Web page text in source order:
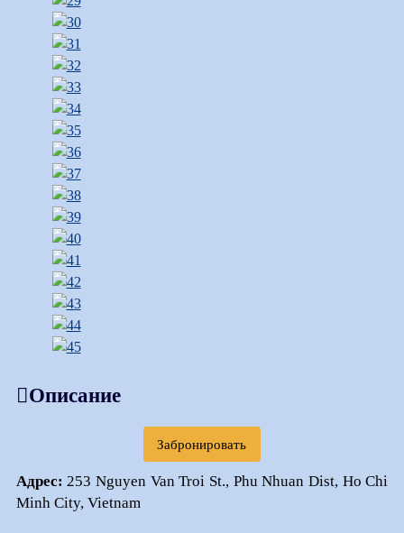
Описание
Забронировать
Адрес:253 Nguyen Van Troi St., Phu Nhuan Dist, Ho Chi
Minh City, Vietnam